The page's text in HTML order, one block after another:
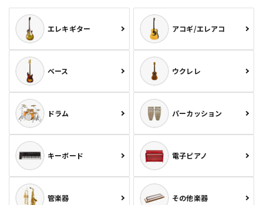
エレキギター アコギ/エレアコ
ベース ウクレレ
ドラム パーカッション
キーボード 電子ピアノ
管楽器 その他楽器